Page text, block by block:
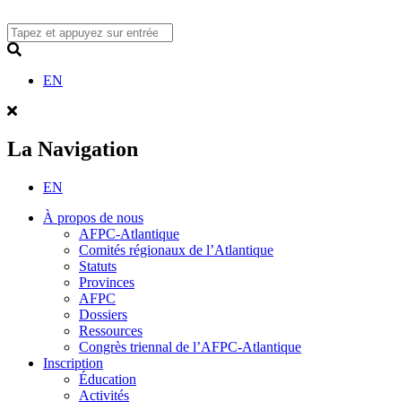
to
content
EN
La Navigation
EN
À propos de nous
AFPC-Atlantique
Comités régionaux de l’Atlantique
Statuts
Provinces
AFPC
Dossiers
Ressources
Congrès triennal de l’AFPC-Atlantique
Inscription
Éducation
Activités